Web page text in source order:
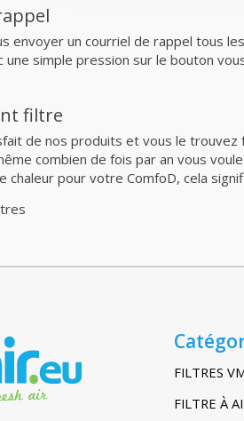
envoyer un courriel de rappel tous
une simple pression sur le bouton
filtre
de nos produits et vous le
combien de fois par an vous
chaleur pour votre ComfoD, cela
FILTRES
FILTRE À